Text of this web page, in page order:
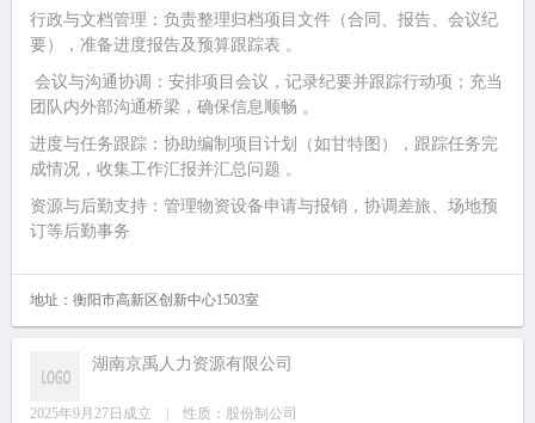
‌行政与文档管理‌：负责整理归档项目文件（合同、报告、会议纪
要），准备进度报告及预算跟踪表 。‌‌
‌会议与沟通协调‌：安排项目会议，记录纪要并跟踪行动项；充当
团队内外部沟通桥梁，确保信息顺畅 。‌‌
进度与任务跟踪‌：协助编制项目计划（如甘特图），跟踪任务完
成情况，收集工作汇报并汇总问题 。‌‌
资源与后勤支持‌：管理物资设备申请与报销，协调差旅、场地预
订等后勤事务
地址：衡阳市高新区创新中心1503室
湖南京禹人力资源有限公司
2025年9月27日成立 | 性质：股份制公司